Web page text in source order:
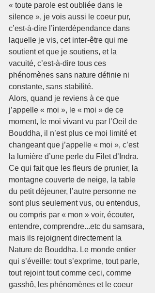
« toute parole est oubliée dans le
silence », je vois aussi le coeur pur,
c’est-à-dire l’interdépendance dans
laquelle je vis, cet inter-être qui me
soutient et que je soutiens, et la
vacuité, c’est-à-dire tous ces
phénomènes sans nature définie ni
constante, sans stabilité.
Alors, quand je reviens à ce que
j’appelle « moi », le « moi » de ce
moment, le moi vivant vu par l’Oeil de
Bouddha, il n’est plus ce moi limité et
changeant que j’appelle « moi », c’est
la lumière d’une perle du Filet d’Indra.
Ce qui fait que les fleurs de prunier, la
montagne couverte de neige, la table
du petit déjeuner, l’autre personne ne
sont plus seulement vus, ou entendus,
ou compris par « mon » voir, écouter,
entendre, comprendre...etc du samsara,
mais ils rejoignent directement la
Nature de Bouddha. Le monde entier
qui s’éveille: tout s’exprime, tout parle,
tout rejoint tout comme ceci, comme
gasshô, les phénomènes et le coeur